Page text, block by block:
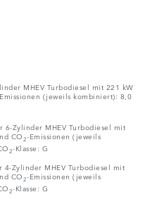
MHEV Turbodiesel mit 221 kW
(jeweils kombiniert): 8,0
6-Zylinder MHEV Turbodiesel mit
CO2-Emissionen (jeweils
2-Klasse: G
4-Zylinder MHEV Turbodiesel mit
CO2-Emissionen (jeweils
2-Klasse: G